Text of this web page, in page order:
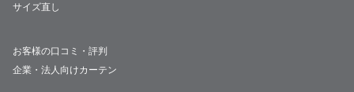
サイズ直し
お客様の口コミ・評判
企業・法人向けカーテン